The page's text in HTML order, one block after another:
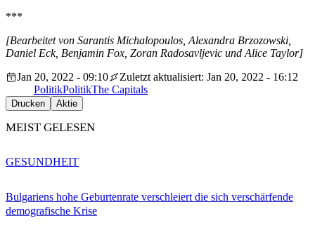
***
[Bearbeitet von Sarantis Michalopoulos, Alexandra Brzozowski,
Daniel Eck, Benjamin Fox, Zoran Radosavljevic und Alice Taylor]
Jan 20, 2022 - 09:10
Zuletzt aktualisiert: Jan 20, 2022 - 16:12
PolitikPolitikThe Capitals
Drucken Aktie
MEIST GELESEN
Bulgariens hohe Geburtenrate verschleiert die sich verschärfende
demografische Krise
GESUNDHEIT